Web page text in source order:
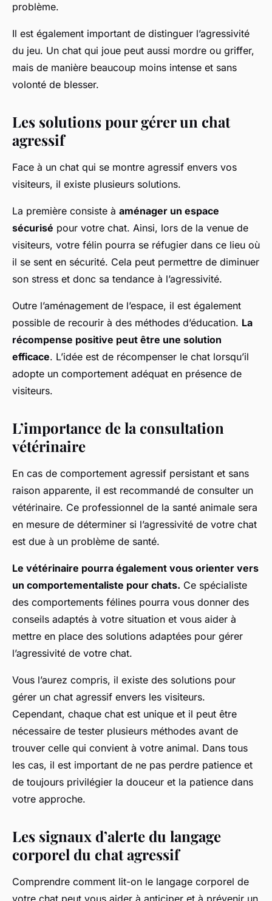
problème.
Il est également important de distinguer l’agressivité
du jeu. Un chat qui joue peut aussi mordre ou griffer,
mais de manière beaucoup moins intense et sans
volonté de blesser.
Les solutions pour gérer un chat
agressif
Face à un chat qui se montre agressif envers vos
visiteurs, il existe plusieurs solutions.
La première consiste à aménager un espace
sécurisé pour votre chat. Ainsi, lors de la venue de
visiteurs, votre félin pourra se réfugier dans ce lieu où
il se sent en sécurité. Cela peut permettre de diminuer
son stress et donc sa tendance à l’agressivité.
Outre l’aménagement de l’espace, il est également
possible de recourir à des méthodes d’éducation. La
récompense positive peut être une solution
efficace. L’idée est de récompenser le chat lorsqu’il
adopte un comportement adéquat en présence de
visiteurs.
L’importance de la consultation
vétérinaire
En cas de comportement agressif persistant et sans
raison apparente, il est recommandé de consulter un
vétérinaire. Ce professionnel de la santé animale sera
en mesure de déterminer si l’agressivité de votre chat
est due à un problème de santé.
Le vétérinaire pourra également vous orienter vers
un comportementaliste pour chats. Ce spécialiste
des comportements félines pourra vous donner des
conseils adaptés à votre situation et vous aider à
mettre en place des solutions adaptées pour gérer
l’agressivité de votre chat.
Vous l’aurez compris, il existe des solutions pour
gérer un chat agressif envers les visiteurs.
Cependant, chaque chat est unique et il peut être
nécessaire de tester plusieurs méthodes avant de
trouver celle qui convient à votre animal. Dans tous
les cas, il est important de ne pas perdre patience et
de toujours privilégier la douceur et la patience dans
votre approche.
Les signaux d’alerte du langage
corporel du chat agressif
Comprendre comment lit-on le langage corporel de